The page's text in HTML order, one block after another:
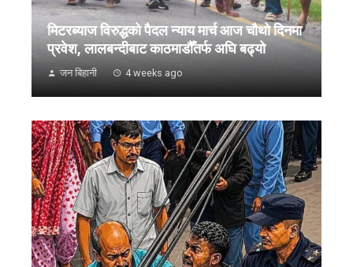
मिटरब्याज विरुद्धको पैदल न्याय मार्च आज चौथो दिनमा
प्रवेश, लालबन्दीबाट काठमाडौँतर्फ अघि बढ्यो
जन बिहानी 4 weeks ago